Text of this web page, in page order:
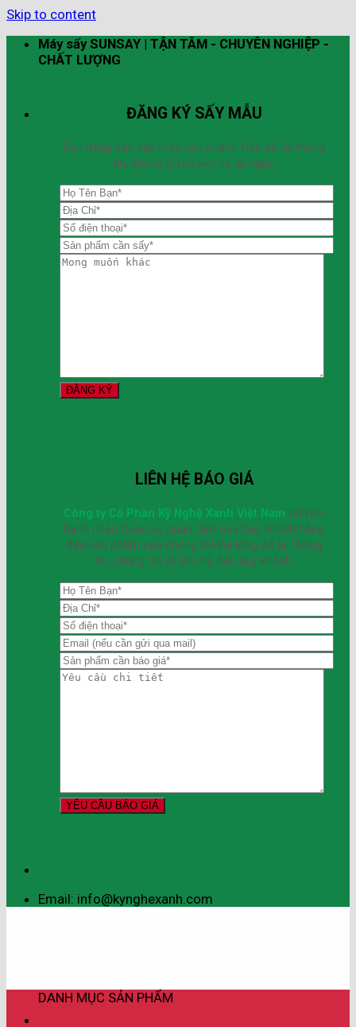
Skip to content
Máy sấy SUNSAY | TẬN TÂM - CHUYÊN NGHIỆP -
CHẤT LƯỢNG
ĐĂNG KÝ SẤY MẪU
Bạn đang cần sấy mẫu sản phẩm. Hãy để lại thông
tin, chúng tôi sẽ liên hệ lại ngay.
LIÊN HỆ BÁO GIÁ
Công ty Cổ Phần Kỹ Nghệ Xanh Việt Nam rất hân
hạnh nhận được sự quan tâm của Quý khách hàng
đến sản phẩm của chúng tôi.Vui lòng để lại thông
tin, chúng tôi sẽ liên hệ đến quý khách.
Email: info@kynghexanh.com
DANH MỤC SẢN PHẨM